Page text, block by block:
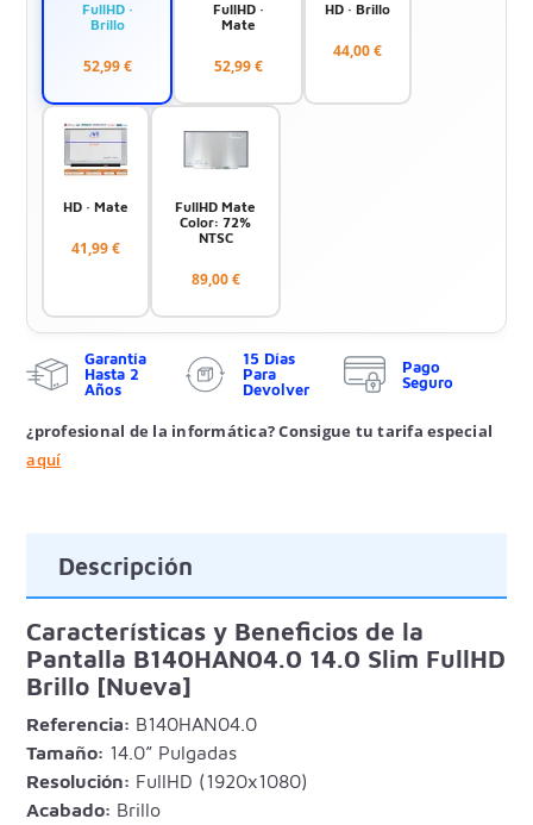
FullHD ·
Brillo
52,99 €
FullHD ·
Mate
52,99 €
HD · Brillo
44,00 €
HD · Mate
41,99 €
FullHD Mate
Color: 72%
NTSC
89,00 €
Garantía
Hasta 2
Años
15 Días
Para
Devolver
Pago
Seguro
¿profesional de la informática? Consigue tu tarifa especial
aquí
Descripción
Características y Beneficios de la
Pantalla B140HAN04.0 14.0 Slim FullHD
Brillo [Nueva]
Referencia: B140HAN04.0
Tamaño: 14.0” Pulgadas
Resolución: FullHD (1920x1080)
Acabado: Brillo